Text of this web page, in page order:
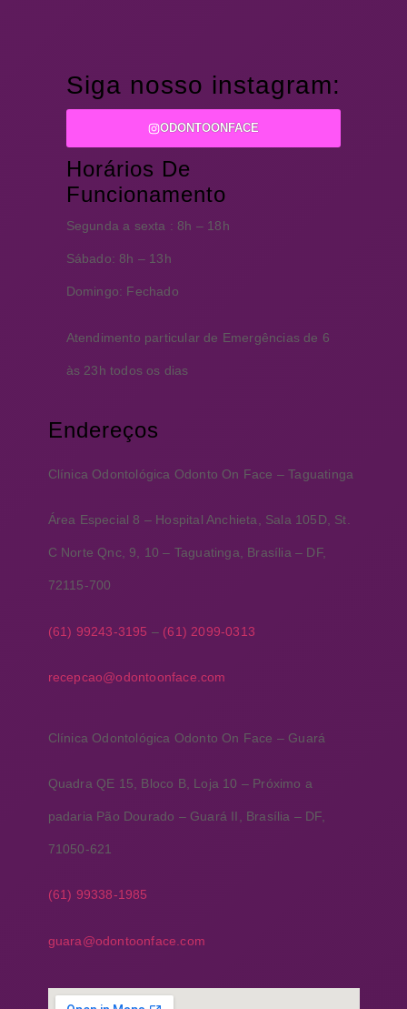
Siga nosso instagram:
ODONTOONFACE
Horários De
Funcionamento
Segunda a sexta : 8h – 18h
Sábado: 8h – 13h
Domingo: Fechado
Atendimento particular de Emergências de 6
às 23h todos os dias
Endereços
Clínica Odontológica Odonto On Face – Taguatinga
Área Especial 8 – Hospital Anchieta, Sala 105D, St.
C Norte Qnc, 9, 10 – Taguatinga, Brasília – DF,
72115-700
(61) 99243-3195 – (61) 2099-0313
recepcao@odontoonface.com
Clínica Odontológica Odonto On Face – Guará
Quadra QE 15, Bloco B, Loja 10 – Próximo a
padaria Pão Dourado – Guará II, Brasília – DF,
71050-621
(61) 99338-1985
guara@odontoonface.com